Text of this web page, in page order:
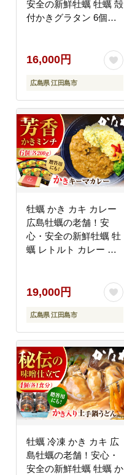
安全の新鮮牡蠣 牡蠣 殻
付かきグラタン 6個入
市/株式会社かなわ
16,000円
広島県 江田島市
牡蠣 かき カキ カレー
広島牡蠣の老舗！安
心・安全の新鮮牡蠣 牡
蠣 レトルト カレー か
鮮 海産物 広島県産 江
田島市/株式会社かなわ
[XBP029] 牡蠣
19,000円
広島県 江田島市
牡蠣 冷凍 かき カキ 広
島牡蠣の老舗！安心・
安全の新鮮牡蠣 牡蠣 か